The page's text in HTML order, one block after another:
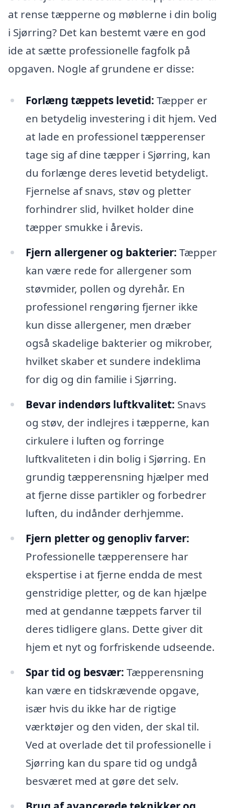
at rense tæpperne og møblerne i din bolig
i Sjørring? Det kan bestemt være en god
ide at sætte professionelle fagfolk på
opgaven. Nogle af grundene er disse:
Forlæng tæppets levetid: Tæpper er
en betydelig investering i dit hjem. Ved
at lade en professionel tæpperenser
tage sig af dine tæpper i Sjørring, kan
du forlænge deres levetid betydeligt.
Fjernelse af snavs, støv og pletter
forhindrer slid, hvilket holder dine
tæpper smukke i årevis.
Fjern allergener og bakterier: Tæpper
kan være rede for allergener som
støvmider, pollen og dyrehår. En
professionel rengøring fjerner ikke
kun disse allergener, men dræber
også skadelige bakterier og mikrober,
hvilket skaber et sundere indeklima
for dig og din familie i Sjørring.
Bevar indendørs luftkvalitet: Snavs
og støv, der indlejres i tæpperne, kan
cirkulere i luften og forringe
luftkvaliteten i din bolig i Sjørring. En
grundig tæpperensning hjælper med
at fjerne disse partikler og forbedrer
luften, du indånder derhjemme.
Fjern pletter og genopliv farver:
Professionelle tæpperensere har
ekspertise i at fjerne endda de mest
genstridige pletter, og de kan hjælpe
med at gendanne tæppets farver til
deres tidligere glans. Dette giver dit
hjem et nyt og forfriskende udseende.
Spar tid og besvær: Tæpperensning
kan være en tidskrævende opgave,
især hvis du ikke har de rigtige
værktøjer og den viden, der skal til.
Ved at overlade det til professionelle i
Sjørring kan du spare tid og undgå
besværet med at gøre det selv.